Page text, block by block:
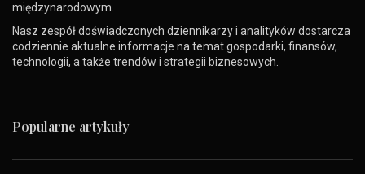
międzynarodowym.
Nasz zespół doświadczonych dziennikarzy i analityków dostarcza
codziennie aktualne informacje na temat gospodarki, finansów,
technologii, a także trendów i strategii biznesowych.
Popularne artykuły